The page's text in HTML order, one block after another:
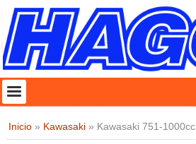
Inicio » Kawasaki » Kawasaki 751-1000cc